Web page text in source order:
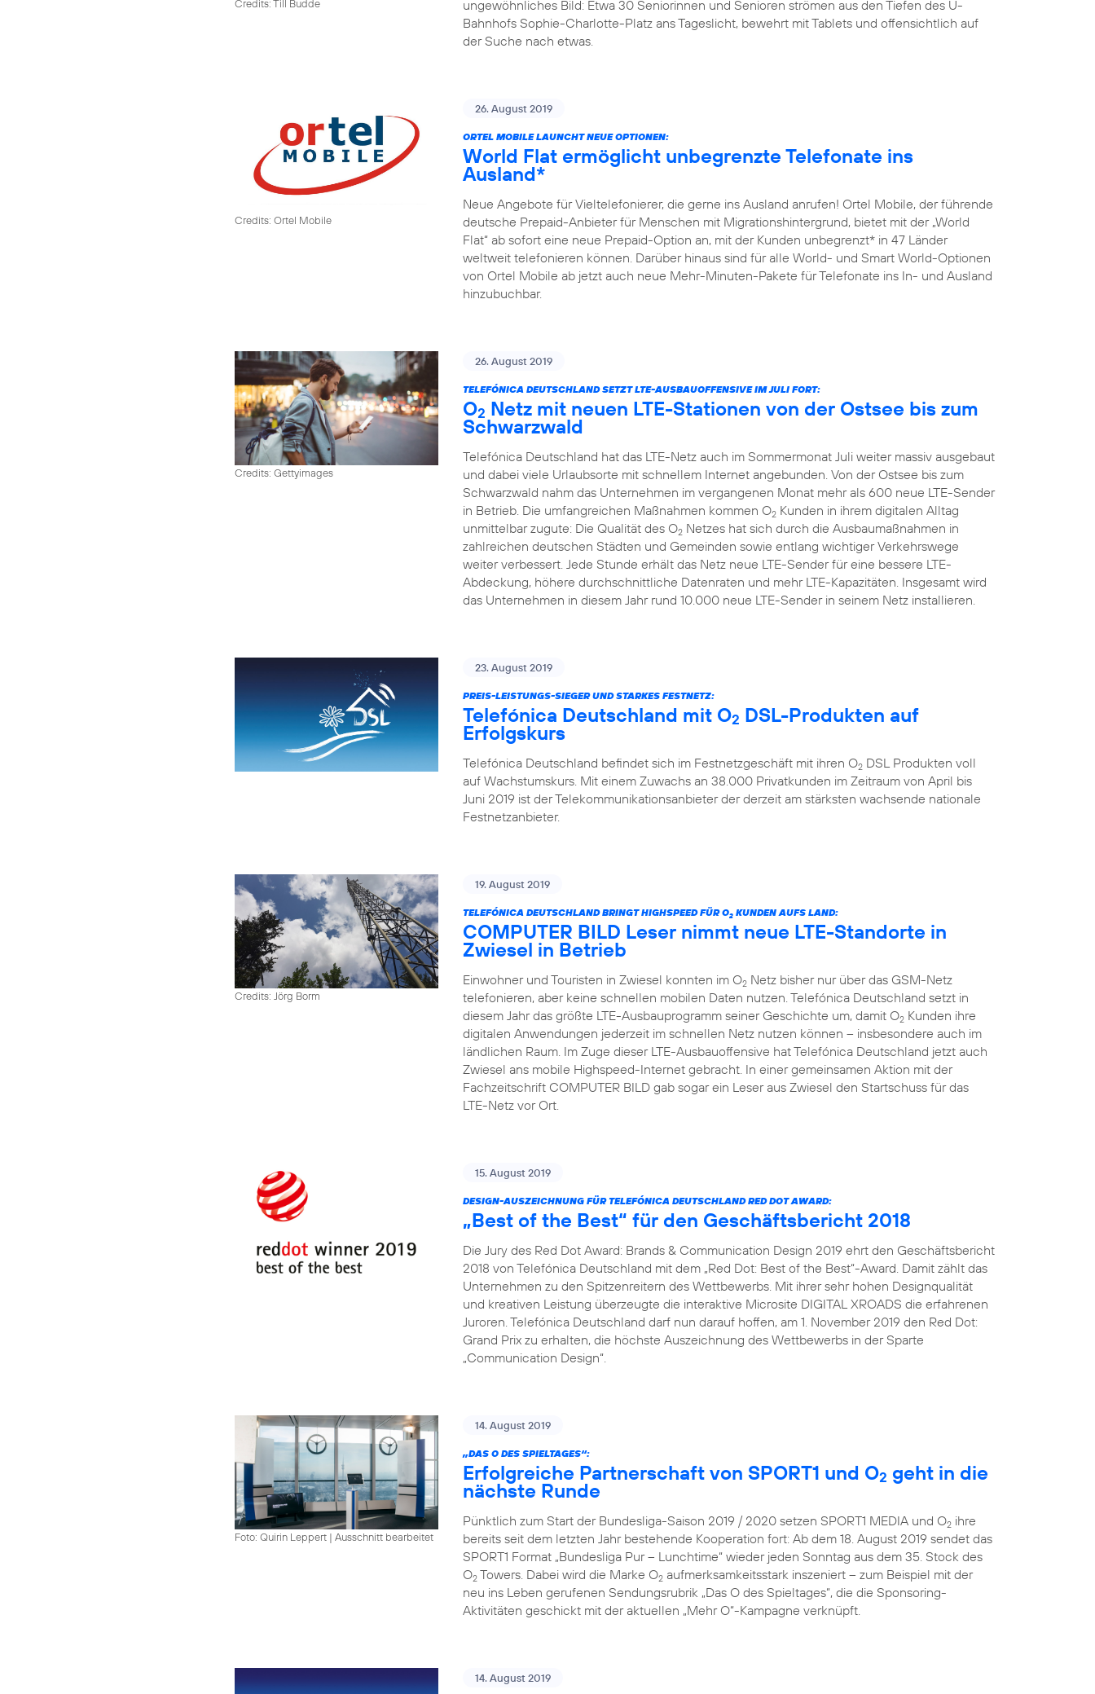
Credits: Till Budde
ungewöhnliches Bild: Etwa 30 Seniorinnen und Senioren strömen aus den Tiefen des U-
Bahnhofs Sophie-Charlotte-Platz ans Tageslicht, bewehrt mit Tablets und offensichtlich auf
der Suche nach etwas.
Credits: Ortel Mobile
26. August 2019
ORTEL MOBILE LAUNCHT NEUE OPTIONEN:
World Flat ermöglicht unbegrenzte Telefonate ins
Ausland*
Neue Angebote für Vieltelefonierer, die gerne ins Ausland anrufen! Ortel Mobile, der führende
deutsche Prepaid-Anbieter für Menschen mit Migrationshintergrund, bietet mit der „World
Flat“ ab sofort eine neue Prepaid-Option an, mit der Kunden unbegrenzt* in 47 Länder
weltweit telefonieren können. Darüber hinaus sind für alle World- und Smart World-Optionen
von Ortel Mobile ab jetzt auch neue Mehr-Minuten-Pakete für Telefonate ins In- und Ausland
hinzubuchbar.
Credits: Gettyimages
26. August 2019
TELEFÓNICA DEUTSCHLAND SETZT LTE-AUSBAUOFFENSIVE IM JULI FORT:
O2 Netz mit neuen LTE-Stationen von der Ostsee bis zum
Schwarzwald
Telefónica Deutschland hat das LTE-Netz auch im Sommermonat Juli weiter massiv ausgebaut
und dabei viele Urlaubsorte mit schnellem Internet angebunden. Von der Ostsee bis zum
Schwarzwald nahm das Unternehmen im vergangenen Monat mehr als 600 neue LTE-Sender
in Betrieb. Die umfangreichen Maßnahmen kommen O2 Kunden in ihrem digitalen Alltag
unmittelbar zugute: Die Qualität des O2 Netzes hat sich durch die Ausbaumaßnahmen in
zahlreichen deutschen Städten und Gemeinden sowie entlang wichtiger Verkehrswege
weiter verbessert. Jede Stunde erhält das Netz neue LTE-Sender für eine bessere LTE-
Abdeckung, höhere durchschnittliche Datenraten und mehr LTE-Kapazitäten. Insgesamt wird
das Unternehmen in diesem Jahr rund 10.000 neue LTE-Sender in seinem Netz installieren.
23. August 2019
PREIS-LEISTUNGS-SIEGER UND STARKES FESTNETZ:
Telefónica Deutschland mit O2 DSL-Produkten auf
Erfolgskurs
Telefónica Deutschland befindet sich im Festnetzgeschäft mit ihren O2 DSL Produkten voll
auf Wachstumskurs. Mit einem Zuwachs an 38.000 Privatkunden im Zeitraum von April bis
Juni 2019 ist der Telekommunikationsanbieter der derzeit am stärksten wachsende nationale
Festnetzanbieter.
Credits: Jörg Borm
19. August 2019
TELEFÓNICA DEUTSCHLAND BRINGT HIGHSPEED FÜR O2 KUNDEN AUFS LAND:
COMPUTER BILD Leser nimmt neue LTE-Standorte in
Zwiesel in Betrieb
Einwohner und Touristen in Zwiesel konnten im O2 Netz bisher nur über das GSM-Netz
telefonieren, aber keine schnellen mobilen Daten nutzen. Telefónica Deutschland setzt in
diesem Jahr das größte LTE-Ausbauprogramm seiner Geschichte um, damit O2 Kunden ihre
digitalen Anwendungen jederzeit im schnellen Netz nutzen können – insbesondere auch im
ländlichen Raum. Im Zuge dieser LTE-Ausbauoffensive hat Telefónica Deutschland jetzt auch
Zwiesel ans mobile Highspeed-Internet gebracht. In einer gemeinsamen Aktion mit der
Fachzeitschrift COMPUTER BILD gab sogar ein Leser aus Zwiesel den Startschuss für das
LTE-Netz vor Ort.
15. August 2019
DESIGN-AUSZEICHNUNG FÜR TELEFÓNICA DEUTSCHLAND RED DOT AWARD:
„Best of the Best“ für den Geschäftsbericht 2018
Die Jury des Red Dot Award: Brands & Communication Design 2019 ehrt den Geschäftsbericht
2018 von Telefónica Deutschland mit dem „Red Dot: Best of the Best“-Award. Damit zählt das
Unternehmen zu den Spitzenreitern des Wettbewerbs. Mit ihrer sehr hohen Designqualität
und kreativen Leistung überzeugte die interaktive Microsite DIGITAL XROADS die erfahrenen
Juroren. Telefónica Deutschland darf nun darauf hoffen, am 1. November 2019 den Red Dot:
Grand Prix zu erhalten, die höchste Auszeichnung des Wettbewerbs in der Sparte
„Communication Design“.
Foto: Quirin Leppert | Ausschnitt bearbeitet
14. August 2019
„DAS O DES SPIELTAGES“:
Erfolgreiche Partnerschaft von SPORT1 und O2 geht in die
nächste Runde
Pünktlich zum Start der Bundesliga-Saison 2019 / 2020 setzen SPORT1 MEDIA und O2 ihre
bereits seit dem letzten Jahr bestehende Kooperation fort: Ab dem 18. August 2019 sendet das
SPORT1 Format „Bundesliga Pur – Lunchtime“ wieder jeden Sonntag aus dem 35. Stock des
O2 Towers. Dabei wird die Marke O2 aufmerksamkeitsstark inszeniert – zum Beispiel mit der
neu ins Leben gerufenen Sendungsrubrik „Das O des Spieltages“, die die Sponsoring-
Aktivitäten geschickt mit der aktuellen „Mehr O“-Kampagne verknüpft.
14. August 2019